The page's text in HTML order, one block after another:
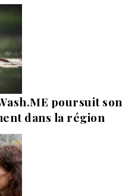
poursuit son
dans la région